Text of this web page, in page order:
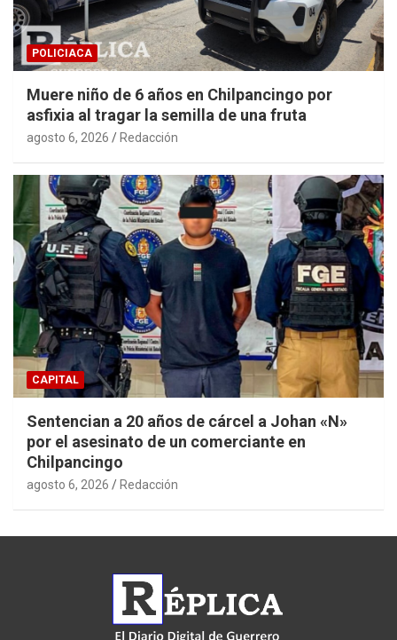
POLICIACA
Muere niño de 6 años en Chilpancingo por
asfixia al tragar la semilla de una fruta
agosto 6, 2026 Redacción
CAPITAL
Sentencian a 20 años de cárcel a Johan «N»
por el asesinato de un comerciante en
Chilpancingo
agosto 6, 2026 Redacción